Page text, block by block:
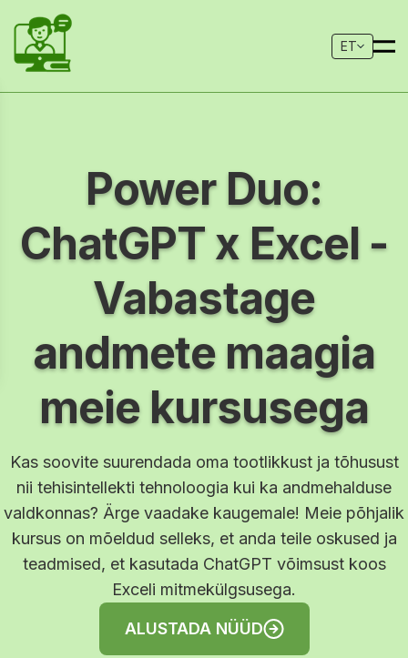
ET
Power Duo:
ChatGPT x Excel -
Vabastage
andmete maagia
meie kursusega
Kas soovite suurendada oma tootlikkust ja tõhusust
nii tehisintellekti tehnoloogia kui ka andmehalduse
valdkonnas? Ärge vaadake kaugemale! Meie põhjalik
kursus on mõeldud selleks, et anda teile oskused ja
teadmised, et kasutada ChatGPT võimsust koos
Exceli mitmekülgsusega.
ALUSTADA NÜÜD